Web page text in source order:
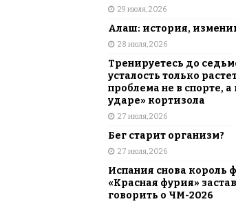
29 июля, 2026
Алаш: история,
28 июля, 2026
Тренируетесь до
усталость только
проблема не в спорте,
ударе» кортизола
27 июля, 2026
Бег старит организм?
27 июля, 2026
Испания снова король
«Красная фурия»
говорить о ЧМ-2026